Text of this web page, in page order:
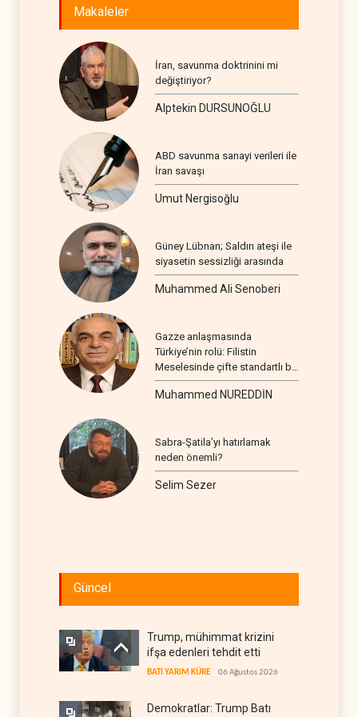
Makaleler
İran, savunma doktrinini mi
değiştiriyor?
Alptekin DURSUNOĞLU
ABD savunma sanayi verileri ile
İran savaşı
Umut Nergisoğlu
Güney Lübnan; Saldırı ateşi ile
siyasetin sessizliği arasında
Muhammed Ali Senoberi
Gazze anlaşmasında
Türkiye’nin rolü: Filistin
Meselesinde çifte standartlı bir
seyir
Muhammed NUREDDİN
Sabra-Şatila’yı hatırlamak
neden önemli?
Selim Sezer
Güncel
Trump, mühimmat krizini
ifşa edenleri tehdit etti
BATI YARIM KÜRE 06 Ağustos 2026
Demokratlar: Trump Batı